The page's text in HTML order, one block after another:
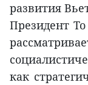
развития
Президент
как